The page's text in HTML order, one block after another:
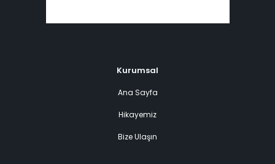
Kurumsal
Ana Sayfa
Hikayemiz
Bize Ulaşın